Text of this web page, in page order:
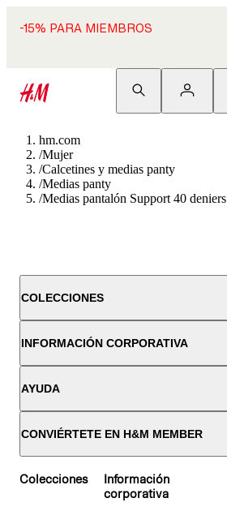
-15% PARA MIEMBROS
hm.com
/Mujer
/Calcetines y medias panty
/Medias panty
/Medias pantalón Support 40 deniers
COLECCIONES
INFORMACIÓN CORPORATIVA
AYUDA
CONVIÉRTETE EN H&M MEMBER
Colecciones
Información
corporativa